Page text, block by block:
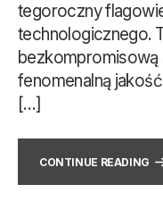
tegoroczny
technologicznego.
fenomenalną
[…]
CONTINUE READING